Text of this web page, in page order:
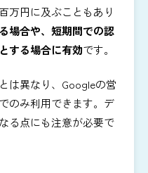
万円に及ぶこともあり
場合や、短期間での認
する場合に有効です。
は異なり、Googleの営
のみ利用できます。デ
る点にも注意が必要で